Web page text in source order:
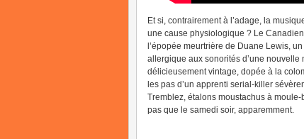
Et si, contrairement à l’adage, la
une cause physiologique ? Le
l’épopée meurtrière de Duane Lewis,
allergique aux sonorités d’une
délicieusement vintage, dopée à la
les pas d’un apprenti serial-killer
Tremblez, étalons moustachus à
pas que le samedi soir, apparemment.